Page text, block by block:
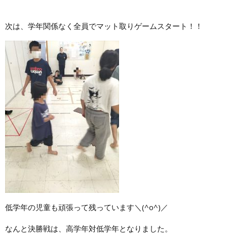
次は、学年関係なく全員でマット取りゲームスタート！！
低学年の児童も頑張って残っています＼(^o^)／
なんと決勝戦は、高学年対低学年となりました。